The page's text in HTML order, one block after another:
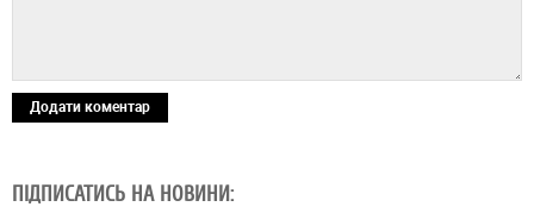
Додати коментар
ПІДПИСАТИСЬ НА НОВИНИ: